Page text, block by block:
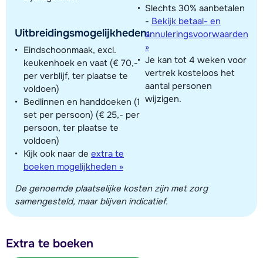
Uitbreidingsmogelijkheden:
Eindschoonmaak, excl.
keukenhoek en vaat (€ 70,-
per verblijf, ter plaatse te
voldoen)
Bedlinnen en handdoeken (1
set per persoon) (€ 25,- per
persoon, ter plaatse te
voldoen)
Kijk ook naar de extra te
boeken mogelijkheden »
Slechts 30% aanbetalen
- Bekijk betaal- en
annuleringsvoorwaarden
»
Je kan tot 4 weken voor
vertrek kosteloos het
aantal personen
wijzigen.
De genoemde plaatselijke kosten zijn met zorg
samengesteld, maar blijven indicatief.
Extra te boeken